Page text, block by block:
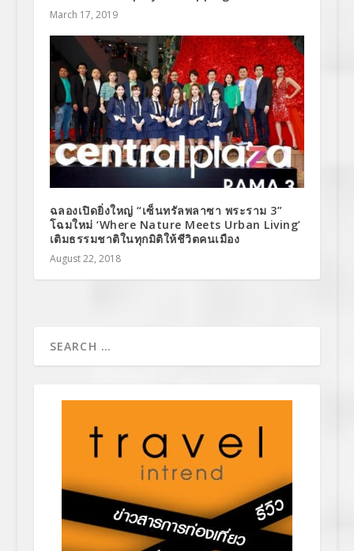
March 17, 2019
ฉลองเปิดยิ่งใหญ่ “เซ็นทรัลพลาซา พระราม 3”
โฉมใหม่ ‘Where Nature Meets Urban Living’
เติมธรรมชาติในทุกมิติให้ชีวิตคนเมือง
August 22, 2018